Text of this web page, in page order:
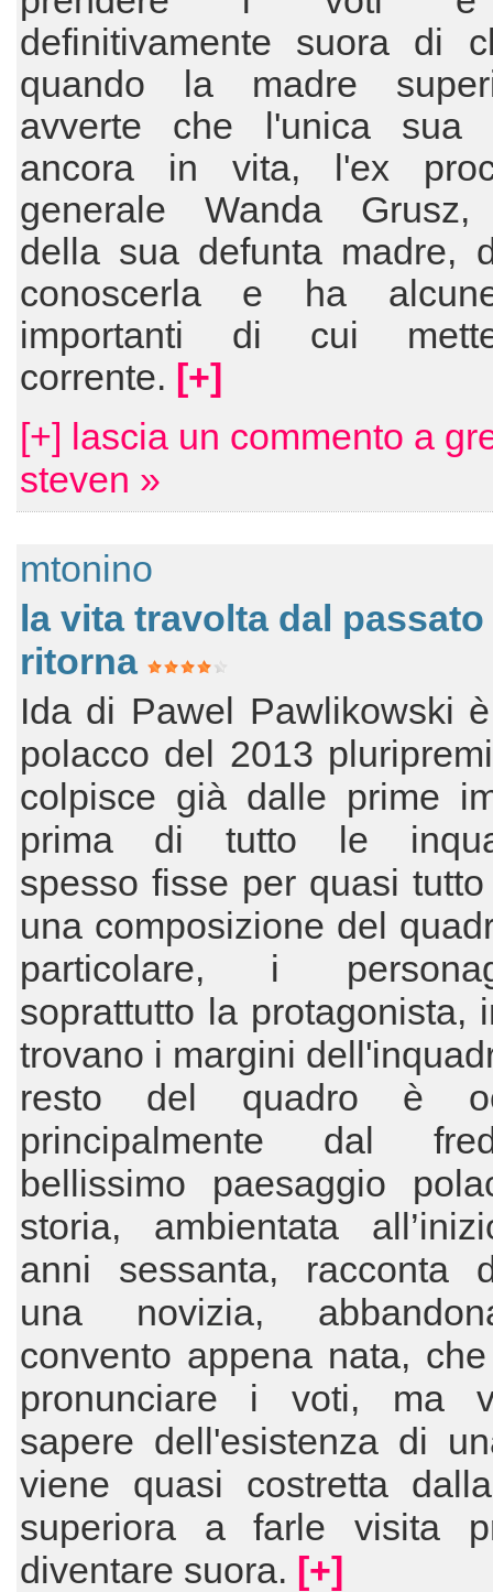
definitivamente suora di
quando la madre
avverte che l'unica sua
ancora in vita, l'ex
generale Wanda Grusz,
della sua defunta madre,
conoscerla e ha
importanti di cui
corrente. [+]
[+] lascia un commento a
steven »
mtonino
la vita travolta dal passato
ritorna
Ida di Pawel Pawlikowski
polacco del 2013
colpisce già dalle prime
prima di tutto le
spesso fisse per quasi
una composizione del
particolare, i
soprattutto la protagonista,
trovano i margini
resto del quadro è
principalmente dal
bellissimo paesaggio
storia, ambientata
anni sessanta, racconta
una novizia,
convento appena nata,
pronunciare i voti, ma
sapere dell'esistenza di
viene quasi costretta
superiora a farle visita
diventare suora. [+]